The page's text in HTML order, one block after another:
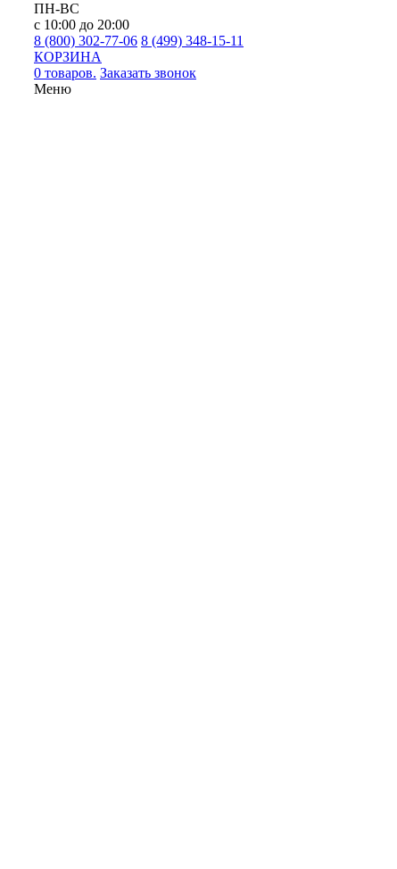
ПН-ВС
с 10:00 до 20:00
8 (800) 302-77-06 8 (499) 348-15-11
КОРЗИНА
0 товаров. Заказать звонок
Меню